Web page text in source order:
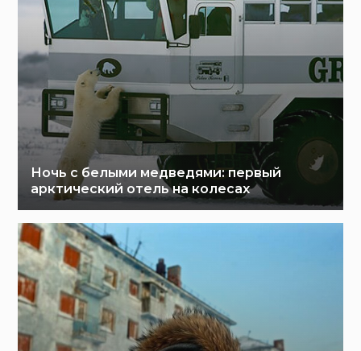
Ночь с белыми медведями: первый
арктический отель на колесах